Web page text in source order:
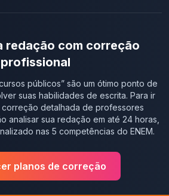
redação com correção
profissional
públicos” são um ótimo ponto de
suas habilidades de escrita. Para ir
correção detalhada de professores
analisar sua redação em até 24 horas,
nas 5 competências do ENEM.
planos de correção